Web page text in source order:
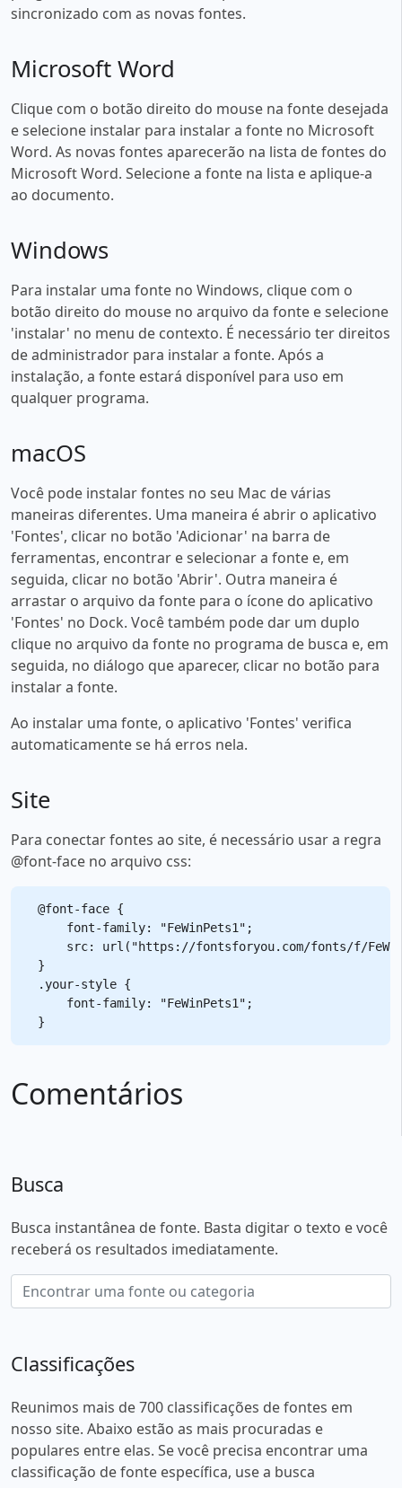
sincronizado com as novas fontes.
Microsoft Word
Clique com o botão direito do mouse na fonte desejada
e selecione instalar para instalar a fonte no Microsoft
Word. As novas fontes aparecerão na lista de fontes do
Microsoft Word. Selecione a fonte na lista e aplique-a
ao documento.
Windows
Para instalar uma fonte no Windows, clique com o
botão direito do mouse no arquivo da fonte e selecione
'instalar' no menu de contexto. É necessário ter direitos
de administrador para instalar a fonte. Após a
instalação, a fonte estará disponível para uso em
qualquer programa.
macOS
Você pode instalar fontes no seu Mac de várias
maneiras diferentes. Uma maneira é abrir o aplicativo
'Fontes', clicar no botão 'Adicionar' na barra de
ferramentas, encontrar e selecionar a fonte e, em
seguida, clicar no botão 'Abrir'. Outra maneira é
arrastar o arquivo da fonte para o ícone do aplicativo
'Fontes' no Dock. Você também pode dar um duplo
clique no arquivo da fonte no programa de busca e, em
seguida, no diálogo que aparecer, clicar no botão para
instalar a fonte.
Ao instalar uma fonte, o aplicativo 'Fontes' verifica
automaticamente se há erros nela.
Site
Para conectar fontes ao site, é necessário usar a regra
@font-face no arquivo css:
@font-face {
    font-family: "FeWinPets1";
src: url("https://fontsforyou.com/fonts/f/
}
.your-style {
    font-family: "FeWinPets1";
Comentários
Busca
Busca instantânea de fonte. Basta digitar o texto e você
receberá os resultados imediatamente.
Classificações
Reunimos mais de 700 classificações de fontes em
nosso site. Abaixo estão as mais procuradas e
populares entre elas. Se você precisa encontrar uma
classificação de fonte específica, use a busca